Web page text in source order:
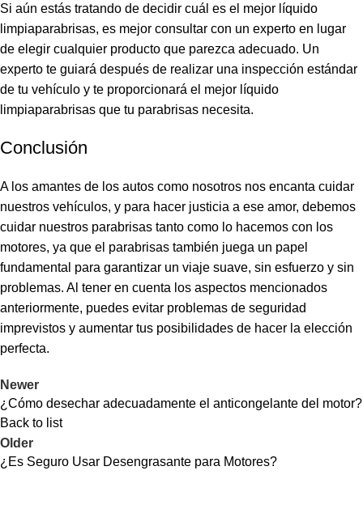
Si aún estás tratando de decidir cuál es el mejor líquido
limpiaparabrisas, es mejor consultar con un experto en lugar
de elegir cualquier producto que parezca adecuado. Un
experto te guiará después de realizar una inspección estándar
de tu vehículo y te proporcionará el mejor líquido
limpiaparabrisas que tu parabrisas necesita.
Conclusión
A los amantes de los autos como nosotros nos encanta cuidar
nuestros vehículos, y para hacer justicia a ese amor, debemos
cuidar nuestros parabrisas tanto como lo hacemos con los
motores, ya que el parabrisas también juega un papel
fundamental para garantizar un viaje suave, sin esfuerzo y sin
problemas. Al tener en cuenta los aspectos mencionados
anteriormente, puedes evitar problemas de seguridad
imprevistos y aumentar tus posibilidades de hacer la elección
perfecta.
Newer
¿Cómo desechar adecuadamente el anticongelante del motor?
Back to list
Older
¿Es Seguro Usar Desengrasante para Motores?